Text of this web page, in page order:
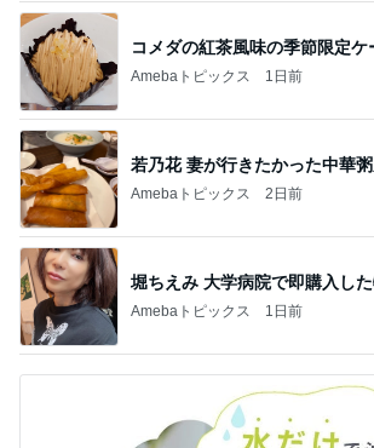
コメダの紅茶風味の季節限定ケ
Amebaトピックス 1日前
若乃花 妻が行きたかった中華
Amebaトピックス 2日前
堀ちえみ 大学病院で即購入し
Amebaトピックス 1日前